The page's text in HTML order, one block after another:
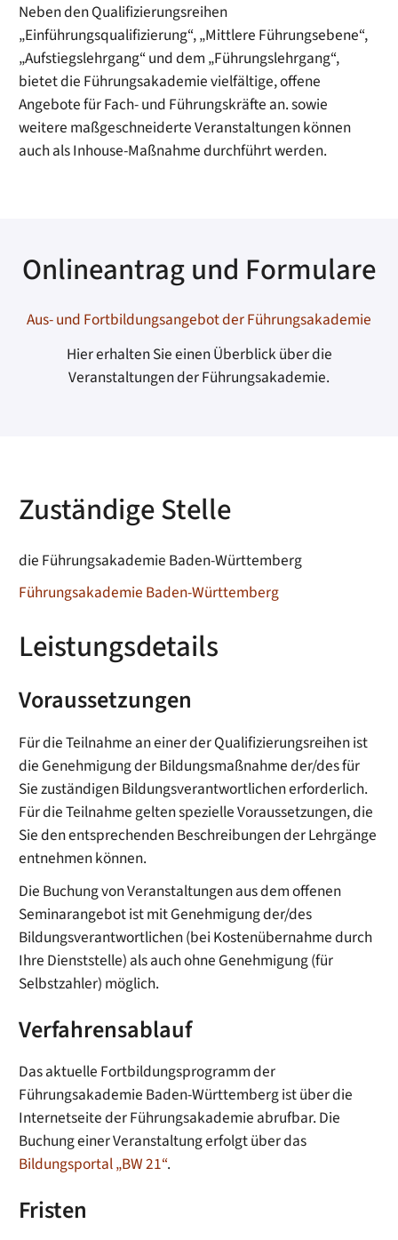
Neben den Qualifizierungsreihen
„Einführungsqualifizierung“, „Mittlere Führungsebene“,
„Aufstiegslehrgang“ und dem „Führungslehrgang“,
bietet die Führungsakademie vielfältige, offene
Angebote für Fach- und Führungskräfte an. sowie
weitere maßgeschneiderte Veranstaltungen können
auch als Inhouse-Maßnahme durchführt werden.
Onlineantrag und Formulare
Aus- und Fortbildungsangebot der Führungsakademie
Hier erhalten Sie einen Überblick über die
Veranstaltungen der Führungsakademie.
Zuständige Stelle
die Führungsakademie Baden-Württemberg
Führungsakademie Baden-Württemberg
Leistungsdetails
Voraussetzungen
Für die Teilnahme an einer der Qualifizierungsreihen ist
die Genehmigung der Bildungsmaßnahme der/des für
Sie zuständigen Bildungsverantwortlichen erforderlich.
Für die Teilnahme gelten spezielle Voraussetzungen, die
Sie den entsprechenden Beschreibungen der Lehrgänge
entnehmen können.
Die Buchung von Veranstaltungen aus dem offenen
Seminarangebot ist mit Genehmigung der/des
Bildungsverantwortlichen (bei Kostenübernahme durch
Ihre Dienststelle) als auch ohne Genehmigung (für
Selbstzahler) möglich.
Verfahrensablauf
Das aktuelle Fortbildungsprogramm der
Führungsakademie Baden-Württemberg ist über die
Internetseite der Führungsakademie abrufbar. Die
Buchung einer Veranstaltung erfolgt über das
Bildungsportal „BW 21“.
Fristen